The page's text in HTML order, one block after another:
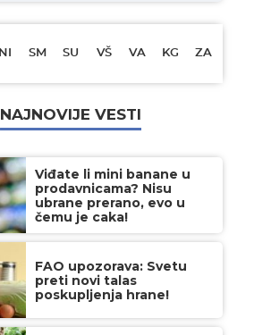
NI SM SU VŠ VA KG ZA
NAJNOVIJE VESTI
Viđate li mini banane u
prodavnicama? Nisu
ubrane prerano, evo u
čemu je caka!
FAO upozorava: Svetu
preti novi talas
poskupljenja hrane!